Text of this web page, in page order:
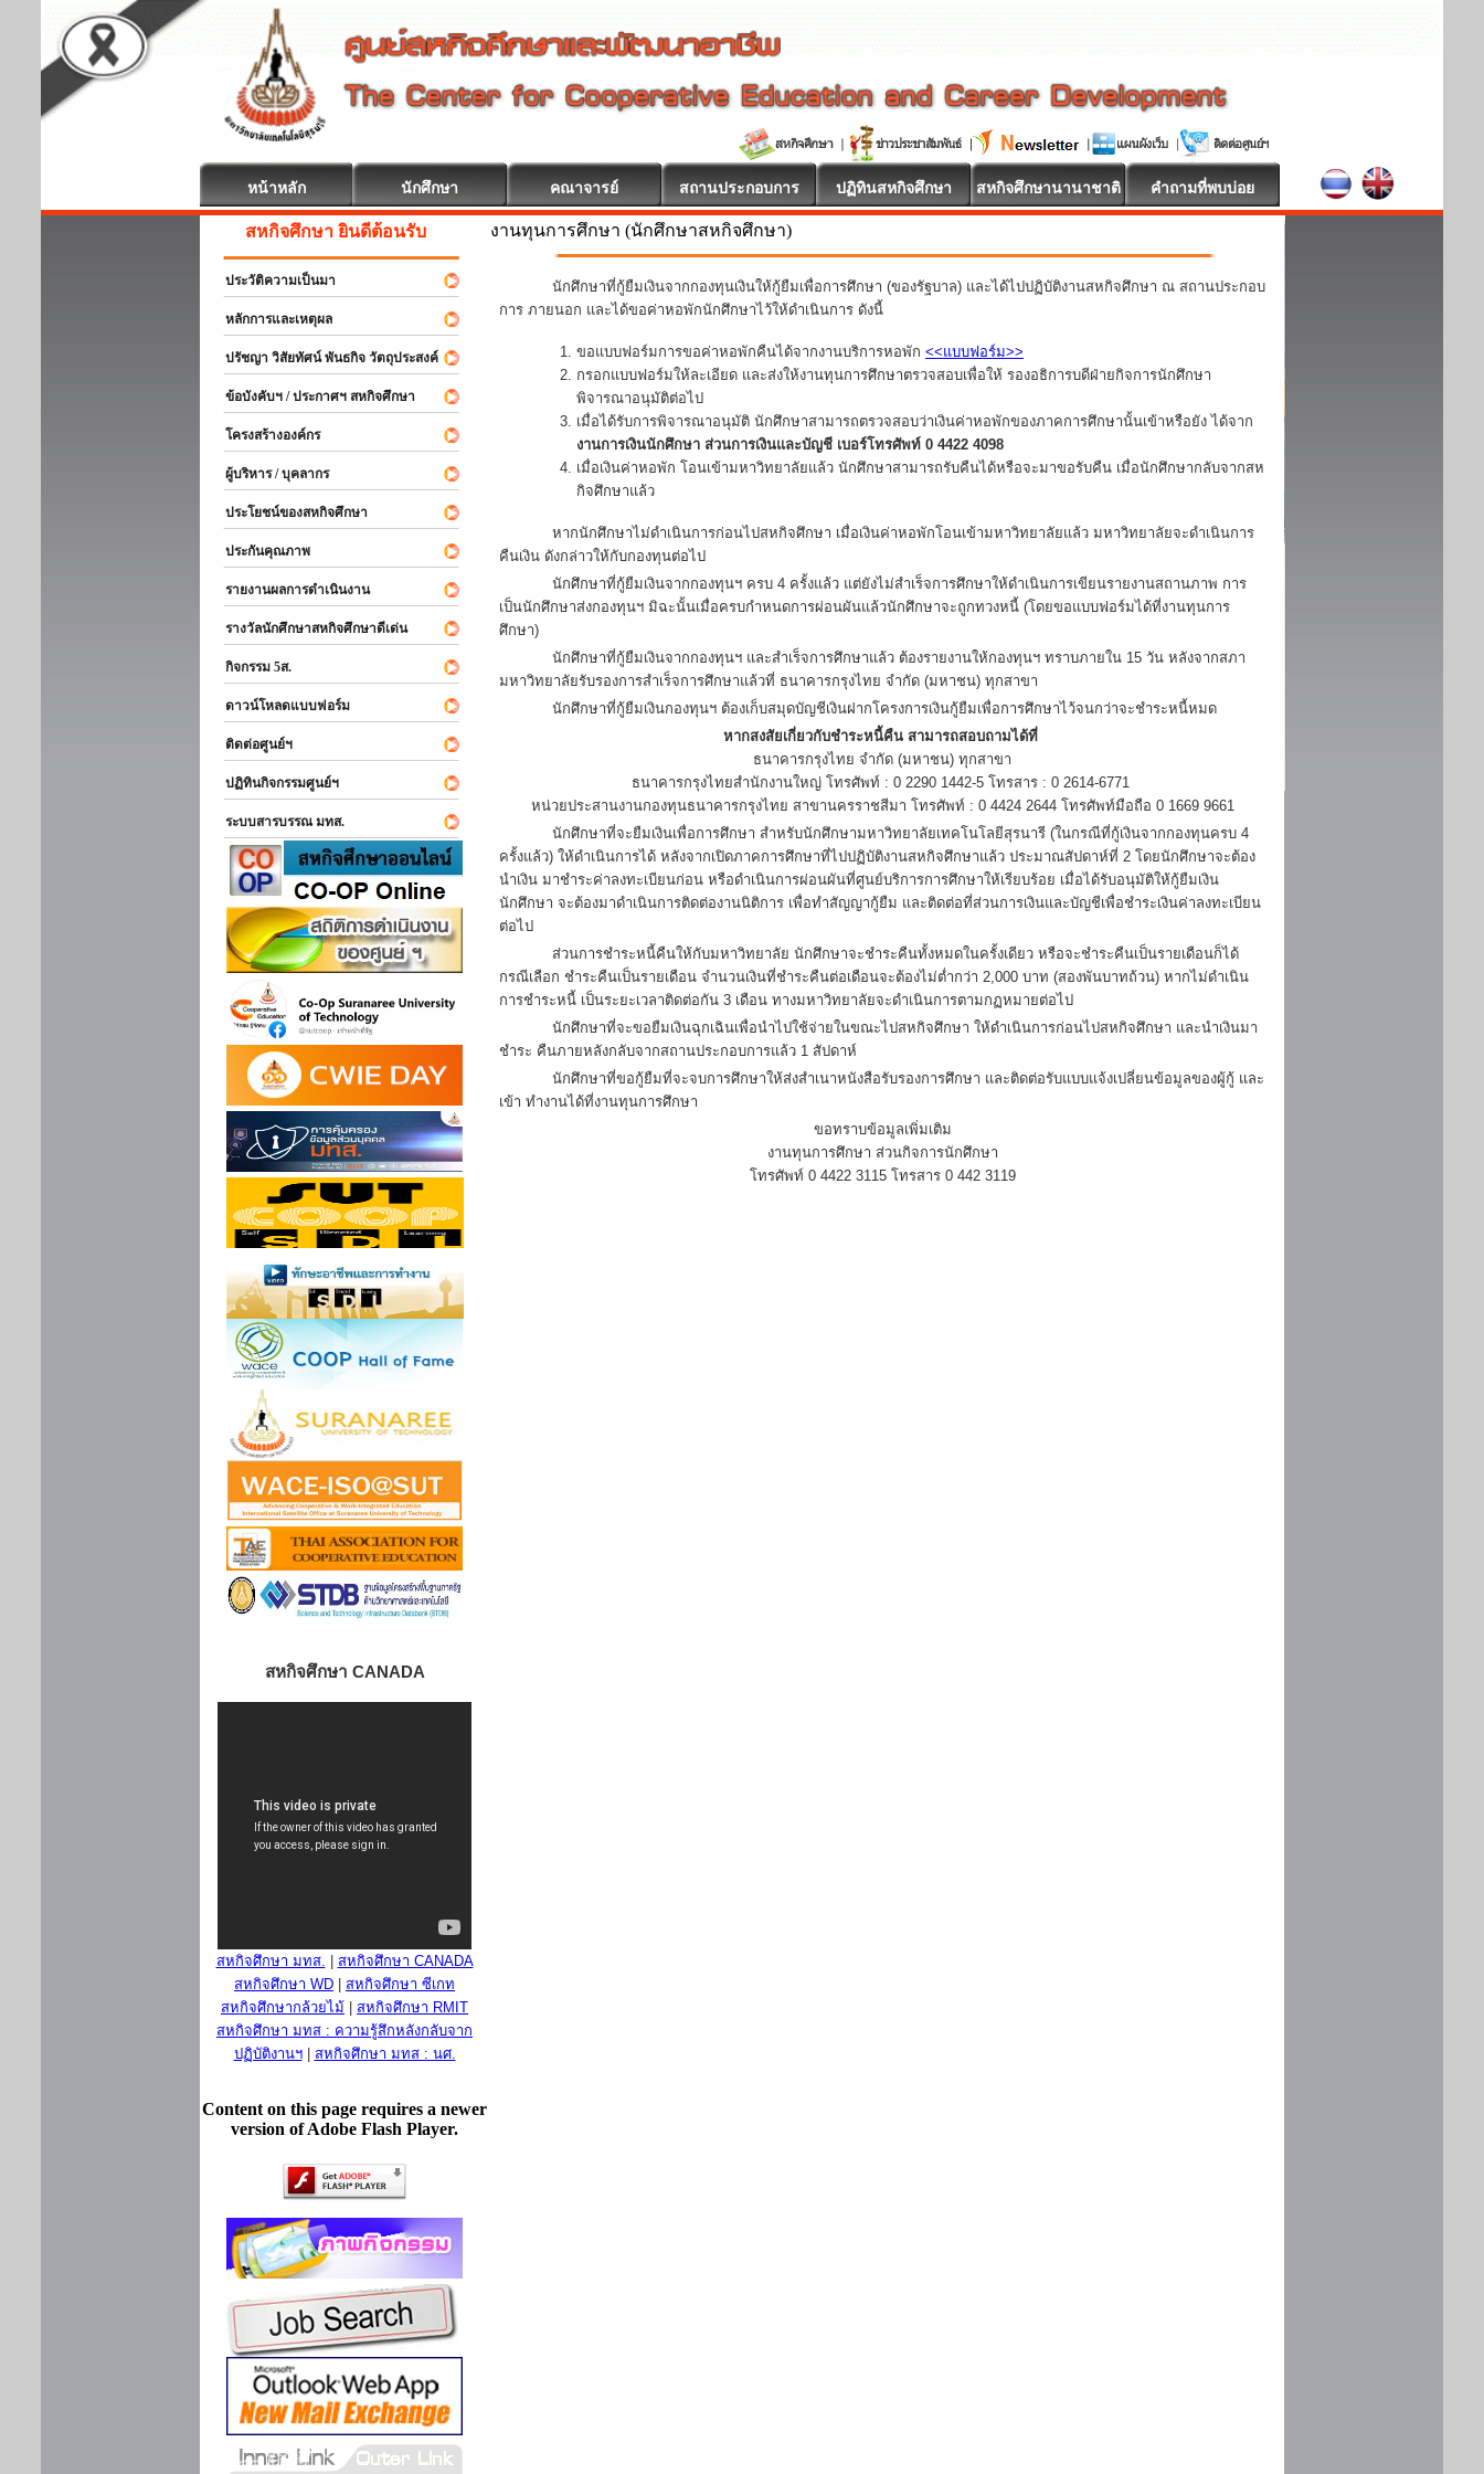
หน้าหลัก นักศึกษา คณาจารย์ สถานประกอบการ ปฏิทินสหกิจศึกษา สหกิจศึกษานานาชาติ คำถามที่พบบ่อย
สหกิจศึกษา ยินดีต้อนรับ
ประวัติความเป็นมา
หลักการและเหตุผล
ปรัชญา วิสัยทัศน์ พันธกิจ วัตถุประสงค์
ข้อบังคับฯ / ประกาศฯ สหกิจศึกษา
โครงสร้างองค์กร
ผู้บริหาร / บุคลากร
ประโยชน์ของสหกิจศึกษา
ประกันคุณภาพ
รายงานผลการดำเนินงาน
รางวัลนักศึกษาสหกิจศึกษาดีเด่น
กิจกรรม 5ส.
ดาวน์โหลดแบบฟอร์ม
ติดต่อศูนย์ฯ
ปฏิทินกิจกรรมศูนย์ฯ
ระบบสารบรรณ มทส.
สหกิจศึกษา CANADA
สหกิจศึกษา มทส.
สหกิจศึกษา CANADA
สหกิจศึกษา WD
สหกิจศึกษา ซีเกท
สหกิจศึกษากล้วยไม้
สหกิจศึกษา RMIT
สหกิจศึกษา มทส : ความรู้สึกหลังกลับจาก
ปฏิบัติงานฯ| สหกิจศึกษา มทส : นศ.
Content on this page requires a newer
version of Adobe Flash Player.
งานทุนการศึกษา (นักศึกษาสหกิจศึกษา)
นักศึกษาที่กู้ยืมเงินจากกองทุนเงินให้กู้ยืมเพื่อการศึกษา (ของรัฐบาล) และได้ไปปฏิบัติงานสหกิจศึกษา ณ สถานประกอบ
การ ภายนอก และได้ขอค่าหอพักนักศึกษาไว้ให้ดำเนินการ ดังนี้
ขอแบบฟอร์มการขอค่าหอพักคืนได้จากงานบริการหอพัก <<แบบฟอร์ม>>
กรอกแบบฟอร์มให้ละเอียด และส่งให้งานทุนการศึกษาตรวจสอบเพื่อให้ รองอธิการบดีฝ่ายกิจการนักศึกษา
พิจารณาอนุมัติต่อไป
เมื่อได้รับการพิจารณาอนุมัติ นักศึกษาสามารถตรวจสอบว่าเงินค่าหอพักของภาคการศึกษานั้นเข้าหรือยัง ได้จาก
งานการเงินนักศึกษา ส่วนการเงินและบัญชี เบอร์โทรศัพท์ 0 4422 4098
เมื่อเงินค่าหอพัก โอนเข้ามหาวิทยาลัยแล้ว นักศึกษาสามารถรับคืนได้หรือจะมาขอรับคืน เมื่อนักศึกษากลับจากสห
กิจศึกษาแล้ว
หากนักศึกษาไม่ดำเนินการก่อนไปสหกิจศึกษา เมื่อเงินค่าหอพักโอนเข้ามหาวิทยาลัยแล้ว มหาวิทยาลัยจะดำเนินการ
คืนเงิน ดังกล่าวให้กับกองทุนต่อไป
นักศึกษาที่กู้ยืมเงินจากกองทุนฯ ครบ 4 ครั้งแล้ว แต่ยังไม่สำเร็จการศึกษาให้ดำเนินการเขียนรายงานสถานภาพ การ
เป็นนักศึกษาส่งกองทุนฯ มิฉะนั้นเมื่อครบกำหนดการผ่อนผันแล้วนักศึกษาจะถูกทวงหนี้ (โดยขอแบบฟอร์มได้ที่งานทุนการ
ศึกษา)
นักศึกษาที่กู้ยืมเงินจากกองทุนฯ และสำเร็จการศึกษาแล้ว ต้องรายงานให้กองทุนฯ ทราบภายใน 15 วัน หลังจากสภา
มหาวิทยาลัยรับรองการสำเร็จการศึกษาแล้วที่ ธนาคารกรุงไทย จำกัด (มหาชน) ทุกสาขา
นักศึกษาที่กู้ยืมเงินกองทุนฯ ต้องเก็บสมุดบัญชีเงินฝากโครงการเงินกู้ยืมเพื่อการศึกษาไว้จนกว่าจะชำระหนี้หมด
หากสงสัยเกี่ยวกับชำระหนี้คืน สามารถสอบถามได้ที่
ธนาคารกรุงไทย จำกัด (มหาชน) ทุกสาขา
ธนาคารกรุงไทยสำนักงานใหญ่ โทรศัพท์ : 0 2290 1442-5 โทรสาร : 0 2614-6771
หน่วยประสานงานกองทุนธนาคารกรุงไทย สาขานครราชสีมา โทรศัพท์ : 0 4424 2644 โทรศัพท์มือถือ 0 1669 9661
นักศึกษาที่จะยืมเงินเพื่อการศึกษา สำหรับนักศึกษามหาวิทยาลัยเทคโนโลยีสุรนารี (ในกรณีที่กู้เงินจากกองทุนครบ 4
ครั้งแล้ว) ให้ดำเนินการได้ หลังจากเปิดภาคการศึกษาที่ไปปฏิบัติงานสหกิจศึกษาแล้ว ประมาณสัปดาห์ที่ 2 โดยนักศึกษาจะต้อง
นำเงิน มาชำระค่าลงทะเบียนก่อน หรือดำเนินการผ่อนผันที่ศูนย์บริการการศึกษาให้เรียบร้อย เมื่อได้รับอนุมัติให้กู้ยืมเงิน
นักศึกษา จะต้องมาดำเนินการติดต่องานนิติการ เพื่อทำสัญญากู้ยืม และติดต่อที่ส่วนการเงินและบัญชีเพื่อชำระเงินค่าลงทะเบียน
ต่อไป
ส่วนการชำระหนี้คืนให้กับมหาวิทยาลัย นักศึกษาจะชำระคืนทั้งหมดในครั้งเดียว หรือจะชำระคืนเป็นรายเดือนก็ได้
กรณีเลือก ชำระคืนเป็นรายเดือน จำนวนเงินที่ชำระคืนต่อเดือนจะต้องไม่ต่ำกว่า 2,000 บาท (สองพันบาทถ้วน) หากไม่ดำเนิน
การชำระหนี้ เป็นระยะเวลาติดต่อกัน 3 เดือน ทางมหาวิทยาลัยจะดำเนินการตามกฏหมายต่อไป
นักศึกษาที่จะขอยืมเงินฉุกเฉินเพื่อนำไปใช้จ่ายในขณะไปสหกิจศึกษา ให้ดำเนินการก่อนไปสหกิจศึกษา และนำเงินมา
ชำระ คืนภายหลังกลับจากสถานประกอบการแล้ว 1 สัปดาห์
นักศึกษาที่ขอกู้ยืมที่จะจบการศึกษาให้ส่งสำเนาหนังสือรับรองการศึกษา และติดต่อรับแบบแจ้งเปลี่ยนข้อมูลของผู้กู้ และ
เข้า ทำงานได้ที่งานทุนการศึกษา
ขอทราบข้อมูลเพิ่มเติม
งานทุนการศึกษา ส่วนกิจการนักศึกษา
โทรศัพท์ 0 4422 3115 โทรสาร 0 442 3119